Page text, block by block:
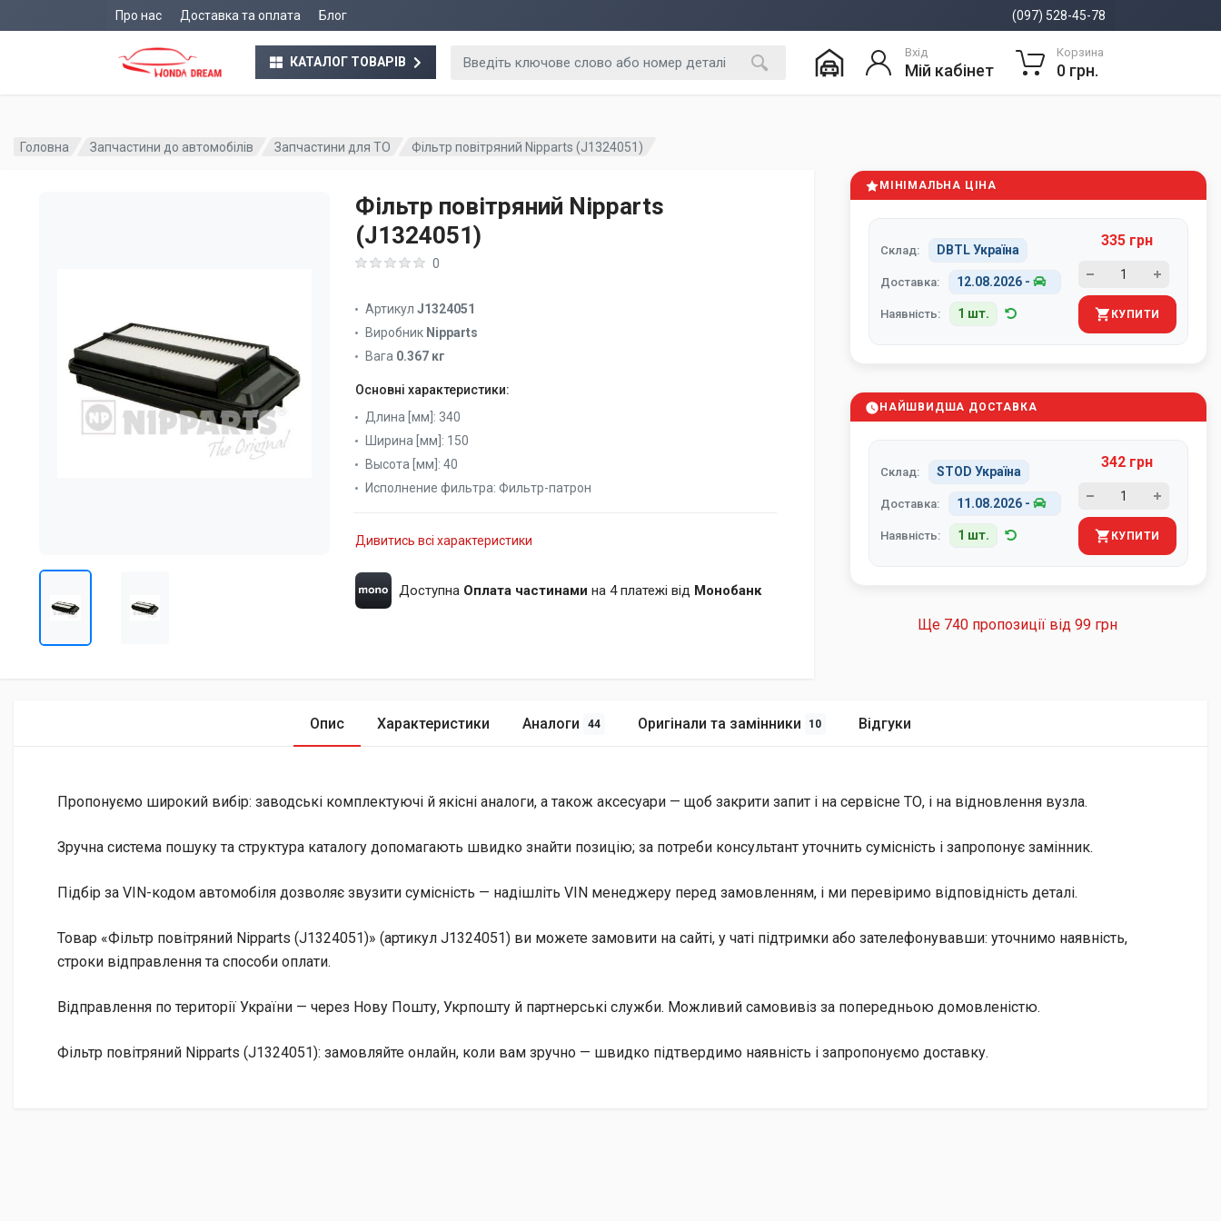
Про нас Доставка та оплата Блог (097) 528-45-78
КАТАЛОГ ТОВАРІВ
Вхід
Мій кабінет
Корзина
0 грн.
Головна Запчастини до автомобілів Запчастини для ТО Фільтр повітряний Nipparts (J1324051)
Фільтр повітряний Nipparts
(J1324051)
0
Артикул J1324051
Виробник Nipparts
Вага 0.367 кг
Основні характеристики:
Длина [мм]: 340
Ширина [мм]: 150
Высота [мм]: 40
Исполнение фильтра: Фильтр-патрон
Дивитись всі характеристики
Доступна Оплата частинами на 4 платежі від Монобанк
МІНІМАЛЬНА ЦІНА
Склад: DBTL Україна
Доставка: 12.08.2026 -
Наявність: 1 шт.
335 грн
КУПИТИ
НАЙШВИДША ДОСТАВКА
Склад: STOD Україна
Доставка: 11.08.2026 -
Наявність: 1 шт.
342 грн
КУПИТИ
Ще 740 пропозиції від 99 грн
Опис Характеристики Аналоги 44 Оригінали та замінники 10 Відгуки
Пропонуємо широкий вибір: заводські комплектуючі й якісні аналоги, а також аксесуари — щоб закрити запит і на сервісне ТО, і на відновлення вузла.
Зручна система пошуку та структура каталогу допомагають швидко знайти позицію; за потреби консультант уточнить сумісність і запропонує замінник.
Підбір за VIN-кодом автомобіля дозволяє звузити сумісність — надішліть VIN менеджеру перед замовленням, і ми перевіримо відповідність деталі.
Товар «Фільтр повітряний Nipparts (J1324051)» (артикул J1324051) ви можете замовити на сайті, у чаті підтримки або зателефонувавши: уточнимо наявність,
строки відправлення та способи оплати.
Відправлення по території України — через Нову Пошту, Укрпошту й партнерські служби. Можливий самовивіз за попередньою домовленістю.
Фільтр повітряний Nipparts (J1324051): замовляйте онлайн, коли вам зручно — швидко підтвердимо наявність і запропонуємо доставку.